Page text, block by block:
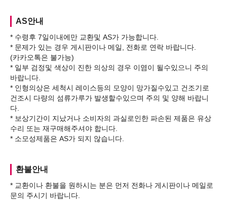
AS안내
* 수령후 7일이내에만 교환및 AS가 가능합니다.
* 문제가 있는 경우 게시판이나 메일, 전화로 연락 바랍니다.
(카카오톡은 불가능)
* 일부 검정및 색상이 진한 의상의 경우 이염이 될수있으니 주의
바랍니다.
* 인형의상은 세척시 레이스등의 모양이 망가질수있고 건조기로
건조시 다량의 섬류가루가 발생할수있으며 주의 및 양해 바랍니
다.
* 보상기간이 지났거나 소비자의 과실로인한 파손된 제품은 유상
수리 또는 재구매해주셔야 합니다.
환불안내
* 교환이나 환불을 원하시는 분은 먼저 전화나 게시판이나 메일로
문의 주시기 바랍니다.